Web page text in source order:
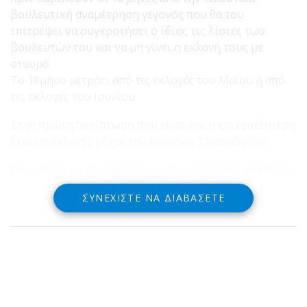
βουλευτική αναμέτρηση γεγονός που θα του
επιτρέψει να συγκροτήσει ο ίδιος τις λίστες των
μέχρι την Κυριακή 1η Δεκεμβρίου.
ΣΥΝΕΧΊΣΤΕ ΝΑ ΔΙΑΒΆΣΕΤΕ